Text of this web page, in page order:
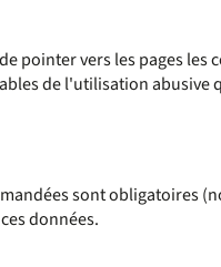
pointer vers les pages les
de l'utilisation abusive
sont obligatoires
données.